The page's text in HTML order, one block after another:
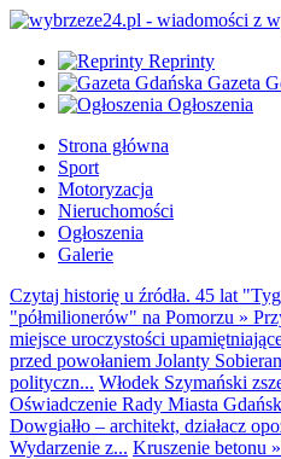
Reprinty
Gazeta
Ogłoszenia
Strona główna
Sport
Motoryzacja
Nieruchomości
Ogłoszenia
Galerie
Czytaj historię u źródła. 45 lat
"półmilionerów" na Pomorzu »
miejsce uroczystości
przed powołaniem Jolanty
polityczn... Włodek Szymański
Oświadczenie Rady Miasta
Dowgiałło – architekt, działacz
Wydarzenie z... Kruszenie betonu »